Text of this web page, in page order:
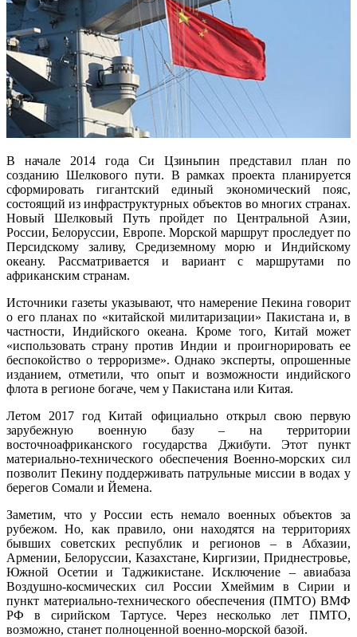
В начале 2014 года Си Цзиньпин представил план по
созданию Шелкового пути. В рамках проекта планируется
сформировать гигантский единый экономический пояс,
состоящий из инфраструктурных объектов во многих странах.
Новый Шелковый Путь пройдет по Центральной Азии,
России, Белоруссии, Европе. Морской маршрут проследует по
Персидскому заливу, Средиземному морю и Индийскому
океану. Рассматривается и вариант с маршрутами по
африканским странам.
Источники газеты указывают, что намерение Пекина говорит
о его планах по «китайской милитаризации» Пакистана и, в
частности, Индийского океана. Кроме того, Китай может
«использовать страну против Индии и проигнорировать ее
беспокойство о терроризме». Однако эксперты, опрошенные
изданием, отметили, что опыт и возможности индийского
флота в регионе богаче, чем у Пакистана или Китая.
Летом 2017 год Китай официально открыл свою первую
зарубежную военную базу – на территории
восточноафриканского государства Джибути. Этот пункт
материально-технического обеспечения Военно-морских сил
позволит Пекину поддерживать патрульные миссии в водах у
берегов Сомали и Йемена.
Заметим, что у России есть немало военных объектов за
рубежом. Но, как правило, они находятся на территориях
бывших советских республик и регионов – в Абхазии,
Армении, Белоруссии, Казахстане, Киргизии, Приднестровье,
Южной Осетии и Таджикистане. Исключение – авиабаза
Воздушно-космических сил России Хмеймим в Сирии и
пункт материально-технического обеспечения (ПМТО) ВМФ
РФ в сирийском Тартусе. Через несколько лет ПМТО,
возможно, станет полноценной военно-морской базой.